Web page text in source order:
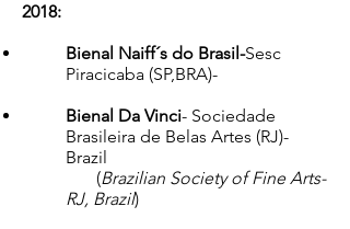
2018:
Bienal Naiff´s do Brasil-Sesc
Piracicaba (SP,BRA)-
Bienal Da Vinci- Sociedade
Brasileira de Belas Artes (RJ)-
Brazil
(Brazilian Society of Fine Arts-
RJ, Brazil)​